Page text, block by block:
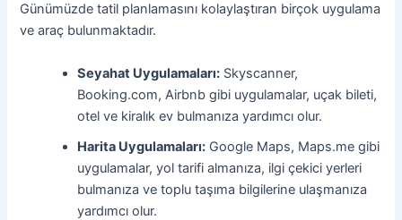
Günümüzde tatil planlamasını kolaylaştıran birçok uygulama
ve araç bulunmaktadır.
Seyahat Uygulamaları: Skyscanner,
Booking.com, Airbnb gibi uygulamalar, uçak bileti,
otel ve kiralık ev bulmanıza yardımcı olur.
Harita Uygulamaları: Google Maps, Maps.me gibi
uygulamalar, yol tarifi almanıza, ilgi çekici yerleri
bulmanıza ve toplu taşıma bilgilerine ulaşmanıza
yardımcı olur.